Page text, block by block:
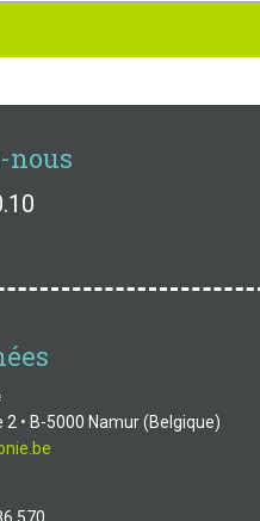
nous
2 • B-5000 Namur (Belgique)